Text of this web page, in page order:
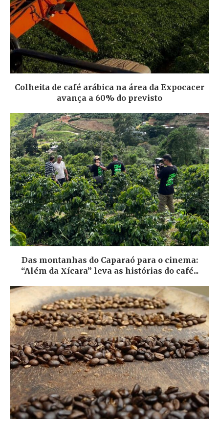
Colheita de café arábica na área da Expocacer
avança a 60% do previsto
Das montanhas do Caparaó para o cinema:
“Além da Xícara” leva as histórias do café...